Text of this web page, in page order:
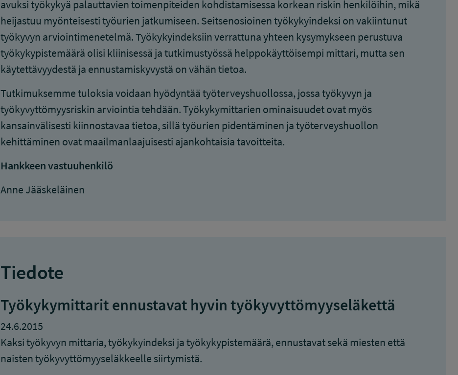
avuksi työkykyä palauttavien toimenpiteiden kohdistamisessa korkean riskin henkilöihin, mikä
heijastuu myönteisesti työurien jatkumiseen. Seitsenosioinen työkykyindeksi on vakiintunut
työkyvyn arviointimenetelmä. Työkykyindeksiin verrattuna yhteen kysymykseen perustuva
työkykypistemäärä olisi kliinisessä ja tutkimustyössä helppokäyttöisempi mittari, mutta sen
käytettävyydestä ja ennustamiskyvystä on vähän tietoa.
Tutkimuksemme tuloksia voidaan hyödyntää työterveyshuollossa, jossa työkyvyn ja
työkyvyttömyysriskin arviointia tehdään. Työkykymittarien ominaisuudet ovat myös
kansainvälisesti kiinnostavaa tietoa, sillä työurien pidentäminen ja työterveyshuollon
kehittäminen ovat maailmanlaajuisesti ajankohtaisia tavoitteita.
Hankkeen vastuuhenkilö
Anne Jääskeläinen
Tiedote
Työkykymittarit ennustavat hyvin työkyvyttömyyseläkettä
24.6.2015
Kaksi työkyvyn mittaria, työkykyindeksi ja työkykypistemäärä, ennustavat sekä miesten että
naisten työkyvyttömyyseläkkeelle siirtymistä.